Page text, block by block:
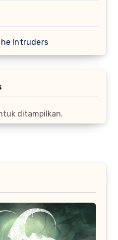
Intruders
ditampilkan.